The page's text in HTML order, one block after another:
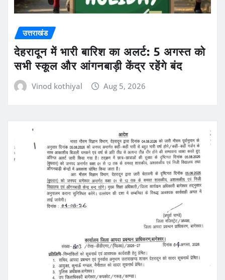
उत्तराखंड
देहरादून में भारी बारिश का अलर्ट: 5 अगस्त को
सभी स्कूल और आंगनबाड़ी केंद्र रहेंगे बंद
Vinod kothiyal Aug 5, 2026